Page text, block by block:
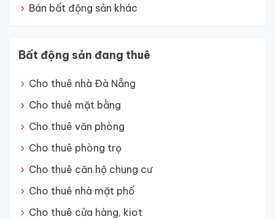
Bán bất động sản khác
Bất động sản đang thuê
Cho thuê nhà Đà Nẵng
Cho thuê mặt bằng
Cho thuê văn phòng
Cho thuê phòng trọ
Cho thuê căn hộ chung cư
Cho thuê nhà mặt phố
Cho thuê cửa hàng, kiot